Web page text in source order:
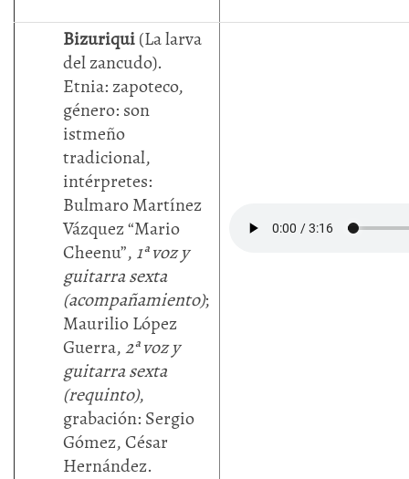
Bizuriqui(La larva
del zancudo).
Etnia: zapoteco,
género: son
istmeño
tradicional,
intérpretes:
Bulmaro Martínez
Vázquez “Mario
Cheenu”, 1ª voz y
guitarra sexta
(acompañamiento);
Maurilio López
Guerra,2ª voz y
guitarra sexta
(requinto),
grabación: Sergio
Gómez, César
Hernández.